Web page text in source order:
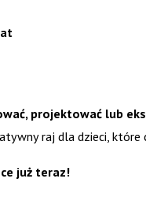
projektować lub
raj dla dzieci, które
już teraz!